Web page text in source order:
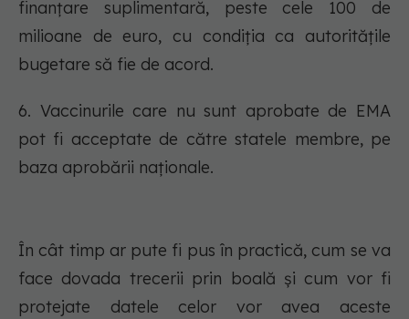
finanțare suplimentară, peste cele 100 de
milioane de euro, cu condiția ca autoritățile
bugetare să fie de acord.
6. Vaccinurile care nu sunt aprobate de EMA
pot fi acceptate de către statele membre, pe
baza aprobării naționale.
În cât timp ar pute fi pus în practică, cum se va
face dovada trecerii prin boală și cum vor fi
protejate datele celor vor avea aceste